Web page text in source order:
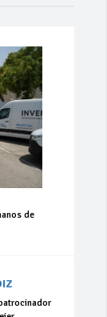
de